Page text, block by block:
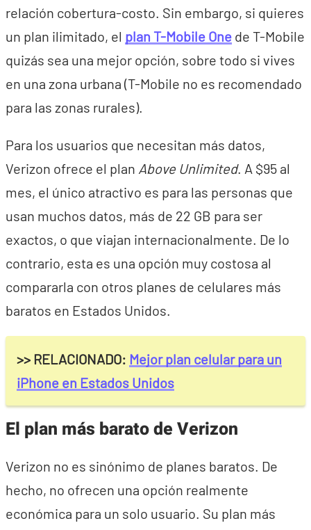
relación cobertura-costo. Sin embargo, si quieres
un plan ilimitado, el plan T-Mobile One de T-Mobile
quizás sea una mejor opción, sobre todo si vives
en una zona urbana (T-Mobile no es recomendado
para las zonas rurales).
Para los usuarios que necesitan más datos,
Verizon ofrece el plan Above Unlimited. A $95 al
mes, el único atractivo es para las personas que
usan muchos datos, más de 22 GB para ser
exactos, o que viajan internacionalmente. De lo
contrario, esta es una opción muy costosa al
compararla con otros planes de celulares más
baratos en Estados Unidos.
>> RELACIONADO: Mejor plan celular para un
iPhone en Estados Unidos
El plan más barato de Verizon
Verizon no es sinónimo de planes baratos. De
hecho, no ofrecen una opción realmente
económica para un solo usuario. Su plan más